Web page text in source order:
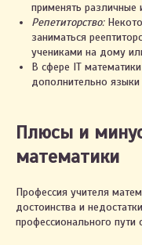
применять различные
Репетиторство:
заниматься
учениками на дому
В сфере IT
дополнительно
Плюсы и
математики
Профессия учителя
достоинства и
профессионального пути